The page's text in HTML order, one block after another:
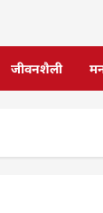
जीवनशैली